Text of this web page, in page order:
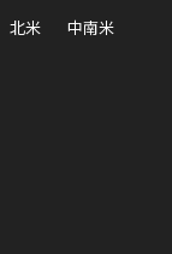
北米
中南米